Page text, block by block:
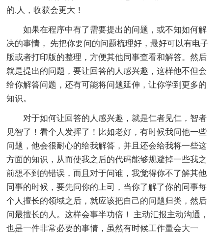
的.人，收获会更大！
如果在程序中有了需要提出的问题，或不知如何解
决的事情， 先把你要问的问题梳理好，最好可以有电子
版或者打印版的整理，方便其他同事查看和解答。然后
就是提出的问题，要让回答的人感兴趣，这样他不但会
给你解答问题，还有可能将问题延伸，让你学到更多的
知识。
对于如何让回答的人感兴趣，就是仁者见仁，智者
见智了！看个人发挥了！比如老好，有时候我问他一些
问题，他会很耐心的给我解答，并且还会给我将一些这
方面的知识，从而使我之后的代码能够规避掉一些我之
前想不到的错误，而且对于问谁，我觉得你不了解其他
同事的时候，要先问你的上司，当你了解了你的同事每
个人擅长的领域之后，就应该把自己的问题归类，然后
问最擅长的人。这样会事半功倍！ 主动汇报主动沟通，
也是一件非常必要的事情，虽然有时候工作量会大一